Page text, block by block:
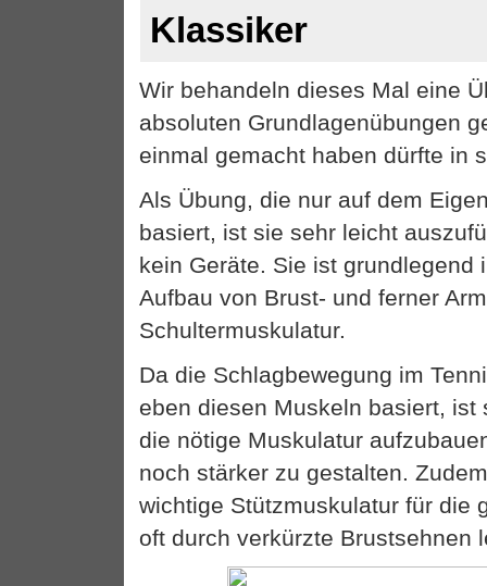
Klassiker
Wir behandeln dieses Mal eine
absoluten Grundlagenübungen
einmal gemacht haben dürfte in
Als Übung, die nur auf dem
basiert, ist sie sehr leicht
kein Geräte. Sie ist grundlegend
Aufbau von Brust- und ferner
Schultermuskulatur.
Da die Schlagbewegung im
eben diesen Muskeln basiert, ist
die nötige Muskulatur
noch stärker zu gestalten.
wichtige Stützmuskulatur für die
oft durch verkürzte Brustsehnen